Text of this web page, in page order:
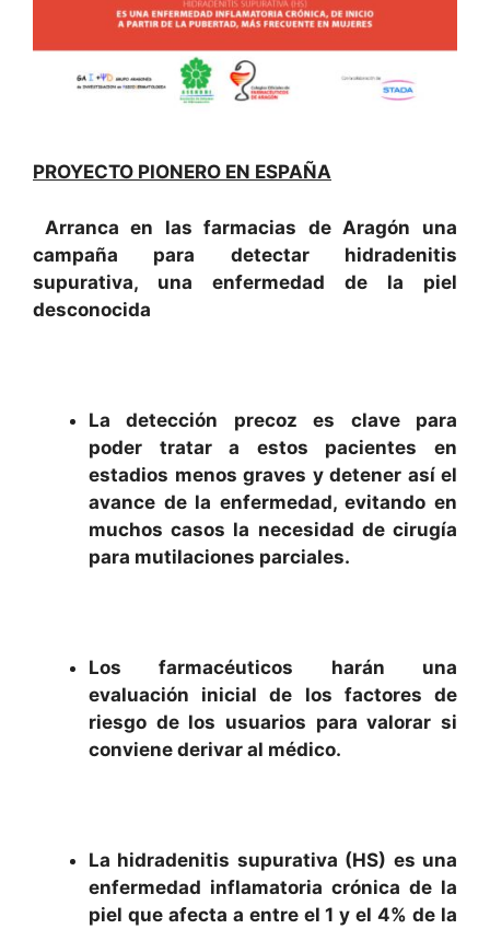
PROYECTO PIONERO EN ESPAÑA
Arranca en las farmacias de Aragón una
campaña para detectar hidradenitis
supurativa, una enfermedad de la piel
desconocida
La detección precoz es clave para
poder tratar a estos pacientes en
estadios menos graves y detener así el
avance de la enfermedad, evitando en
muchos casos la necesidad de cirugía
para mutilaciones parciales.
Los farmacéuticos harán una
evaluación inicial de los factores de
riesgo de los usuarios para valorar si
conviene derivar al médico.
La hidradenitis supurativa (HS) es una
enfermedad inflamatoria crónica de la
piel que afecta a entre el 1 y el 4% de la